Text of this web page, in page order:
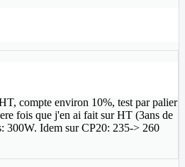
compte environ 10%, test par palier
fois que j'en ai fait sur HT (3ans de
300W. Idem sur CP20: 235-> 260